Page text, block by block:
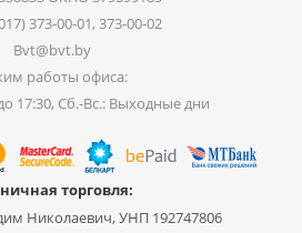
373-00-01, 373-00-02
Bvt@bvt.by
работы офиса:
17:30, Сб.-Вс.: Выходные дни
торговля:
Николаевич, УНП 192747806